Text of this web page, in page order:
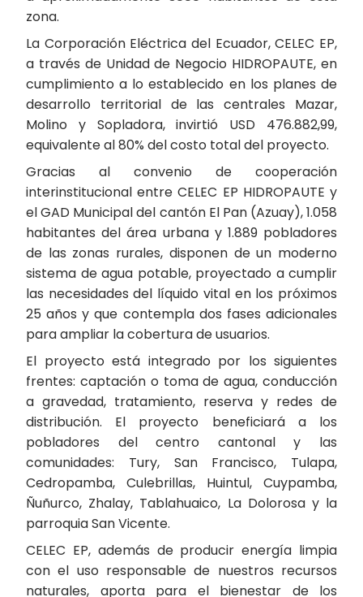
zona.
La Corporación Eléctrica del Ecuador, CELEC EP,
a través de Unidad de Negocio HIDROPAUTE, en
cumplimiento a lo establecido en los planes de
desarrollo territorial de las centrales Mazar,
Molino y Sopladora, invirtió USD 476.882,99,
equivalente al 80% del costo total del proyecto.
Gracias al convenio de cooperación
interinstitucional entre CELEC EP HIDROPAUTE y
el GAD Municipal del cantón El Pan (Azuay), 1.058
habitantes del área urbana y 1.889 pobladores
de las zonas rurales, disponen de un moderno
sistema de agua potable, proyectado a cumplir
las necesidades del líquido vital en los próximos
25 años y que contempla dos fases adicionales
para ampliar la cobertura de usuarios.
El proyecto está integrado por los siguientes
frentes: captación o toma de agua, conducción
a gravedad, tratamiento, reserva y redes de
distribución. El proyecto beneficiará a los
pobladores del centro cantonal y las
comunidades: Tury, San Francisco, Tulapa,
Cedropamba, Culebrillas, Huintul, Cuypamba,
Ñuñurco, Zhalay, Tablahuaico, La Dolorosa y la
parroquia San Vicente.
CELEC EP, además de producir energía limpia
con el uso responsable de nuestros recursos
naturales, aporta para el bienestar de los